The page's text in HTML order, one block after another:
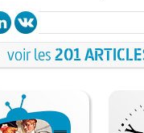
voir les201